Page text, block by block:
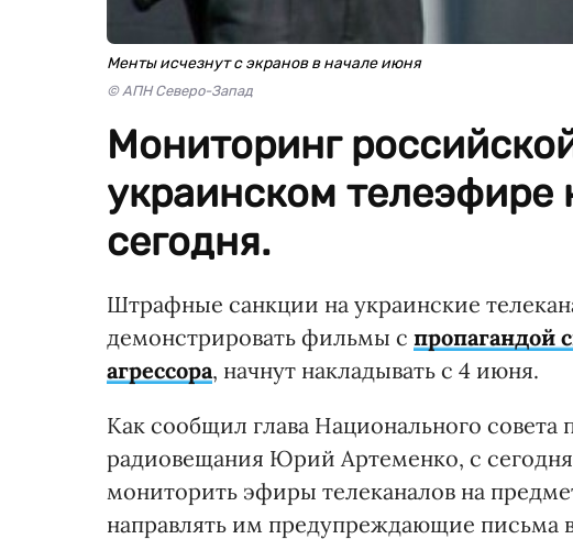
Менты исчезнут с экранов в начале июня
© АПН Северо-Запад
Мониторинг
украинском телеэфире
сегодня.
Штрафные санкции на украинские
демонстрировать фильмы с пропагандой
агрессора, начнут накладывать с 4 июня.
Как сообщил глава Национального совета
радиовещания Юрий Артеменко, с
мониторить эфиры телеканалов на
направлять им предупреждающие письма